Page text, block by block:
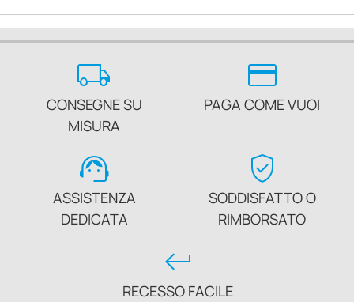
local_shipping
CONSEGNE SU
MISURA
credit_card
PAGA COME VUOI
support_agent
ASSISTENZA
DEDICATA
verified_user
SODDISFATTO O
RIMBORSATO
keyboard_return
RECESSO FACILE